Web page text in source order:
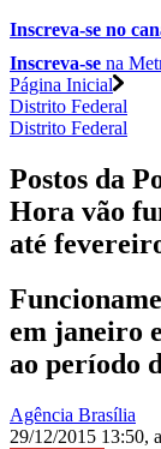
Inscreva-se no
Inscreva-se na
Página Inicial
Distrito Federal
Distrito Federal
Postos da
Hora vão
até
em janeiro
ao período
Agência Brasília
29/12/2015 13:50,